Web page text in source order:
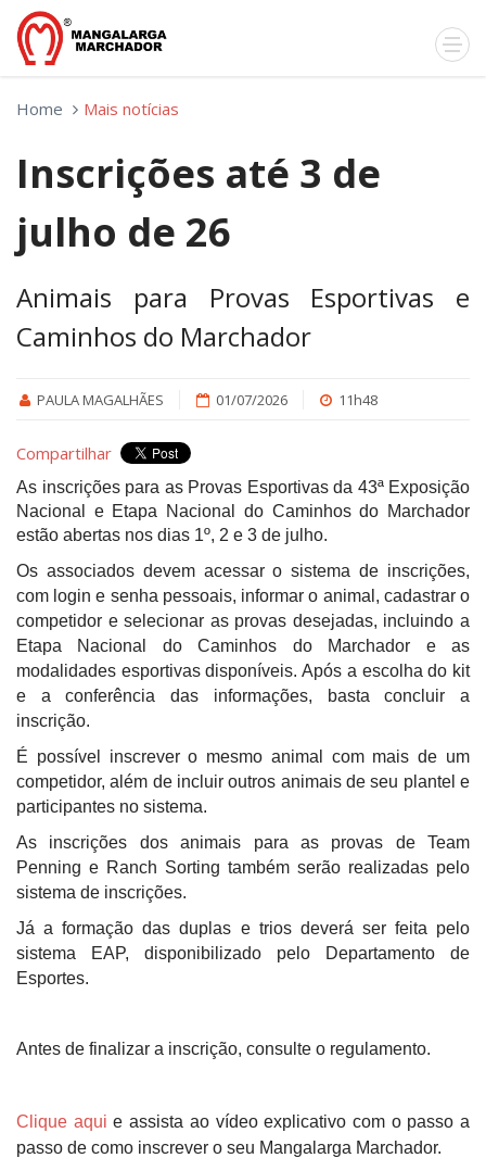
Home Mais notícias
Inscrições até 3 de
julho de 26
Animais para Provas Esportivas e
Caminhos do Marchador
PAULA MAGALHÃES 01/07/2026 11h48
Compartilhar
As inscrições para as Provas Esportivas da 43ª Exposição
Nacional e Etapa Nacional do Caminhos do Marchador
estão abertas nos dias 1º, 2 e 3 de julho.
Os associados devem acessar o sistema de inscrições,
com login e senha pessoais, informar o animal, cadastrar o
competidor e selecionar as provas desejadas, incluindo a
Etapa Nacional do Caminhos do Marchador e as
modalidades esportivas disponíveis. Após a escolha do kit
e a conferência das informações, basta concluir a
inscrição.
É possível inscrever o mesmo animal com mais de um
competidor, além de incluir outros animais de seu plantel e
participantes no sistema.
As inscrições dos animais para as provas de Team
Penning e Ranch Sorting também serão realizadas pelo
sistema de inscrições.
Já a formação das duplas e trios deverá ser feita pelo
sistema EAP, disponibilizado pelo Departamento de
Esportes.
Antes de finalizar a inscrição, consulte o regulamento.
Clique aquie assista ao vídeo explicativo com o passo a
passo de como inscrever o seu Mangalarga Marchador.